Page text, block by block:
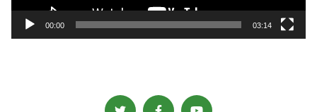
00:00 03:14